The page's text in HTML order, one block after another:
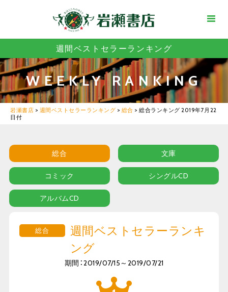
週間ベストセラーランキング
WEEKLY RANKING
岩瀬書店 > 週間ベストセラーランキング > 総合 > 総合ランキング 2019年7月22
日付
総合 文庫
コミック シングルCD
アルバムCD
総合
週間ベストセラーランキ
ング
期間：2019/07/15～2019/07/21